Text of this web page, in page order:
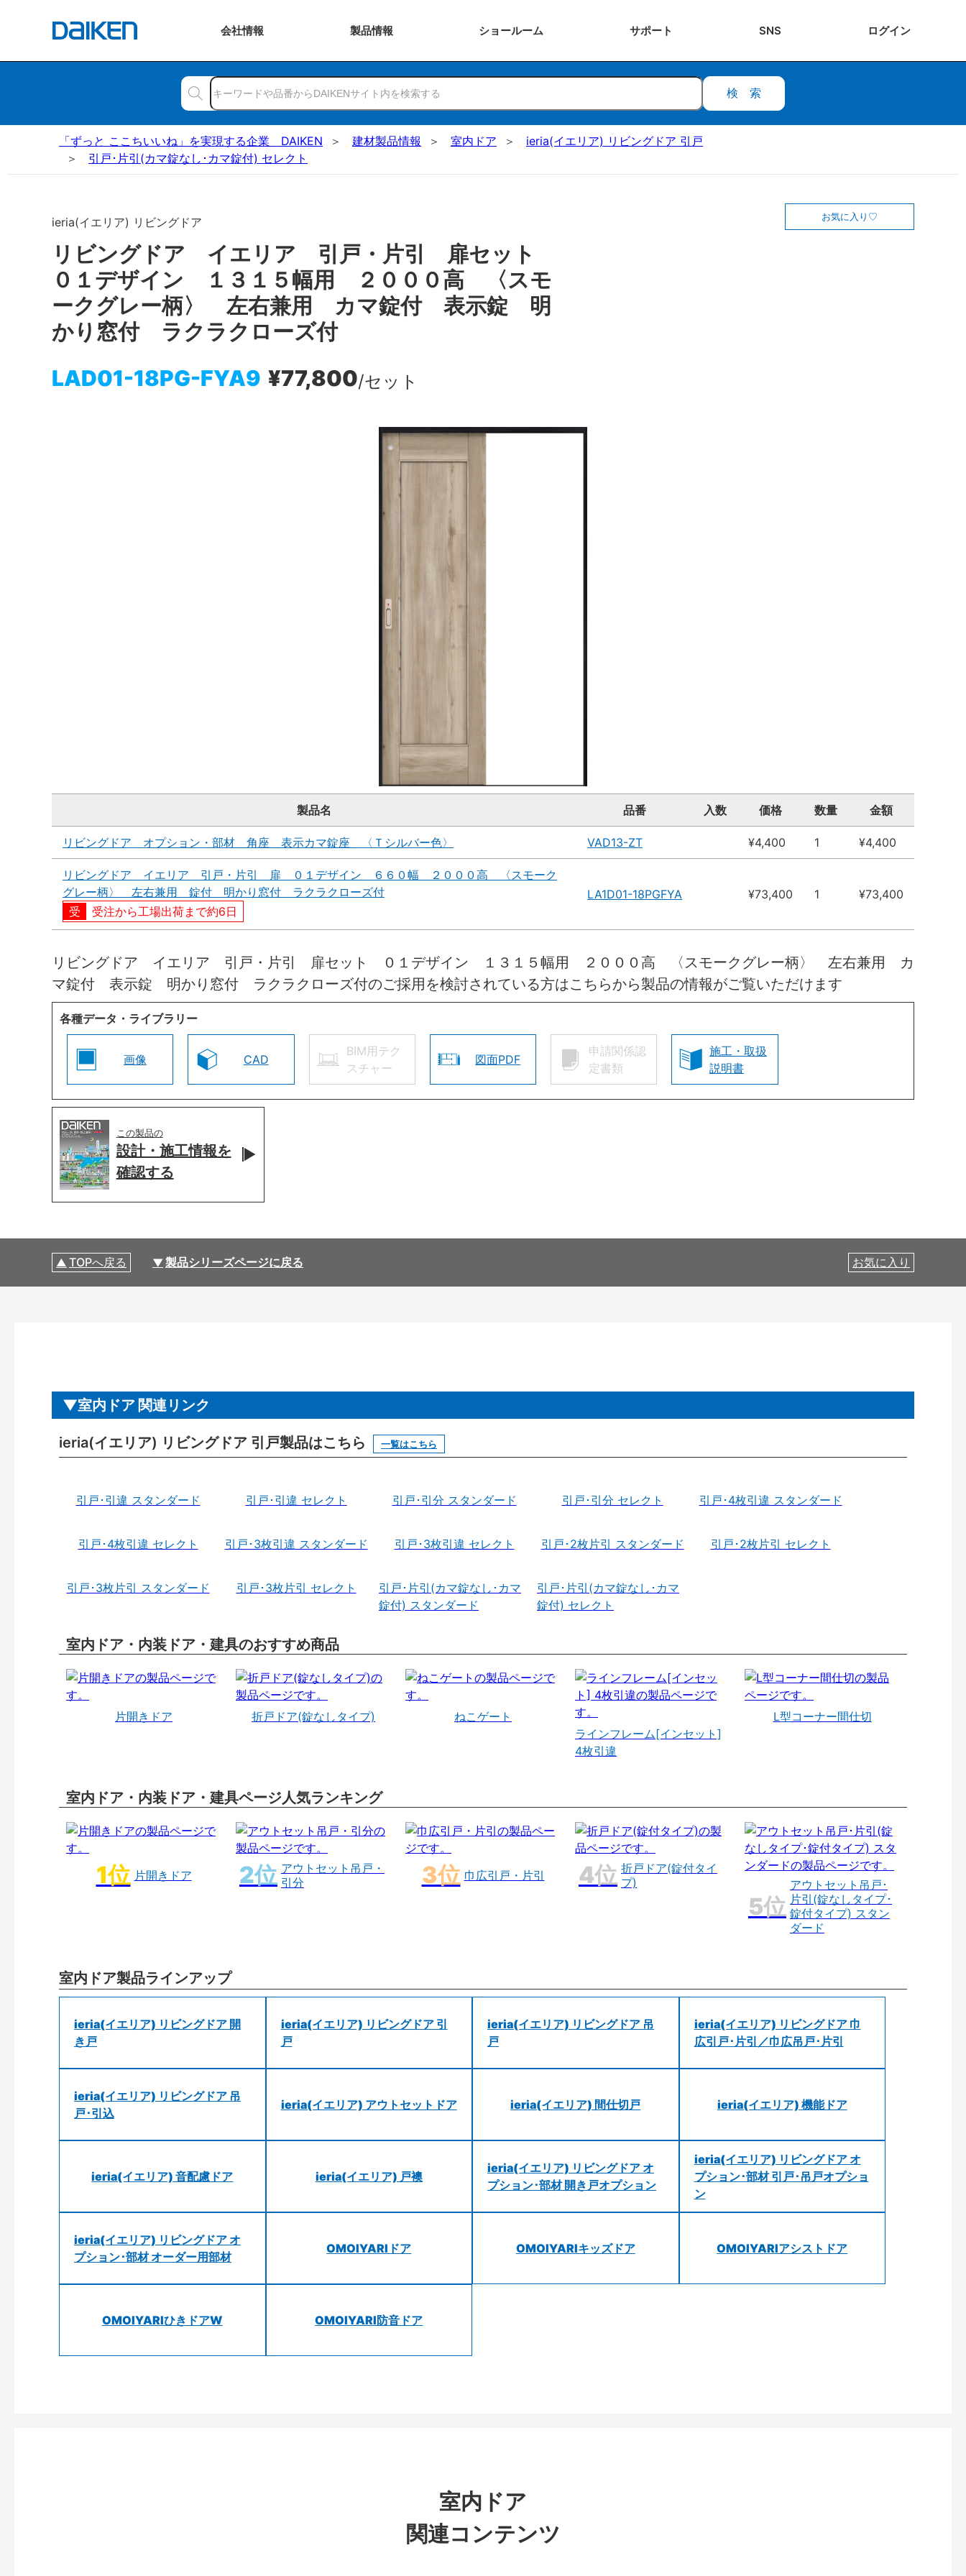
会社情報 製品情報 ショールーム サポート SNS ログイン
検索
「ずっと ここちいいね」を実現する企業 DAIKEN 建材製品情報 室内ドア
ieria(イエリア) リビングドア 引戸
引戸･片引(カマ錠なし･カマ錠付) セレクト
ieria(イエリア) リビングドア
リビングドア イエリア 引戸・片引 扉セット
０１デザイン １３１５幅用 ２０００高 〈スモ
ークグレー柄〉 左右兼用 カマ錠付 表示錠 明
かり窓付 ラクラクローズ付
LAD01-18PG-FYA9 ¥77,800/セット
お気に入り
製品名 品番 入数 価格 数量 金額
リビングドア オプション・部材 角座 表示カマ錠座 〈Ｔシルバー色〉 VAD13-ZT ¥4,400 1 ¥4,400
リビングドア イエリア 引戸・片引 扉 ０１デザイン ６６０幅 ２０００高 〈スモーク
グレー柄〉 左右兼用 錠付 明かり窓付 ラクラクローズ付
受注から工場出荷まで約6日
LA1D01-18PGFYA ¥73,400 1 ¥73,400
リビングドア イエリア 引戸・片引 扉セット ０１デザイン １３１５幅用 ２０００高 〈スモークグレー柄〉 左右兼用 カ
マ錠付 表示錠 明かり窓付 ラクラクローズ付のご採用を検討されている方はこちらから製品の情報がご覧いただけます
各種データ・ライブラリー
画像 CAD
BIM用テク
スチャー
図面PDF
申請関係認
定書類
施工・取扱
説明書
この製品の
設計・施工情報を
確認する
TOPへ戻る 製品シリーズページに戻る お気に入り
室内ドア 関連リンク
ieria(イエリア) リビングドア 引戸製品はこちら 一覧はこちら
引戸･引違 スタンダード 引戸･引違 セレクト 引戸･引分 スタンダード 引戸･引分 セレクト 引戸･4枚引違 スタンダード
引戸･4枚引違 セレクト 引戸･3枚引違 スタンダード 引戸･3枚引違 セレクト 引戸･2枚片引 スタンダード 引戸･2枚片引 セレクト
引戸･3枚片引 スタンダード 引戸･3枚片引 セレクト
引戸･片引(カマ錠なし･カマ
錠付) スタンダード
引戸･片引(カマ錠なし･カマ
錠付) セレクト
室内ドア・内装ドア・建具のおすすめ商品
片開きドア 折戸ドア(錠なしタイプ)
ねこゲート
ラインフレーム[インセット]
4枚引違
L型コーナー間仕切
室内ドア・内装ドア・建具ページ人気ランキング
片開きドア
アウトセット吊戸・
引分
巾広引戸・片引
折戸ドア(錠付タイ
プ)
アウトセット吊戸･
片引(錠なしタイプ･
錠付タイプ) スタン
ダード
室内ドア製品ラインアップ
ieria(イエリア) リビングドア 開
き戸
ieria(イエリア) リビングドア 引
戸
ieria(イエリア) リビングドア 吊
戸
ieria(イエリア) リビングドア 巾
広引戸･片引／巾広吊戸･片引
ieria(イエリア) リビングドア 吊
戸･引込
ieria(イエリア) アウトセットドア ieria(イエリア) 間仕切戸 ieria(イエリア) 機能ドア
ieria(イエリア) 音配慮ドア ieria(イエリア) 戸襖
ieria(イエリア) リビングドア オ
プション･部材 開き戸オプション
ieria(イエリア) リビングドア オ
プション･部材 引戸･吊戸オプショ
ン
ieria(イエリア) リビングドア オ
プション･部材 オーダー用部材
OMOIYARIドア OMOIYARIキッズドア OMOIYARIアシストドア
OMOIYARIひきドアW OMOIYARI防音ドア
室内ドア
関連コンテンツ